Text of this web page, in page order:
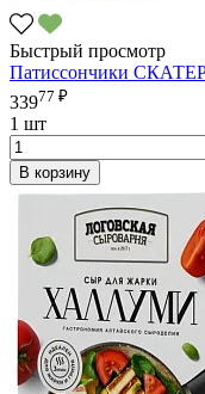
Быстрый просмотр
Патиссончики
33977 ₽
1 шт
В корзину